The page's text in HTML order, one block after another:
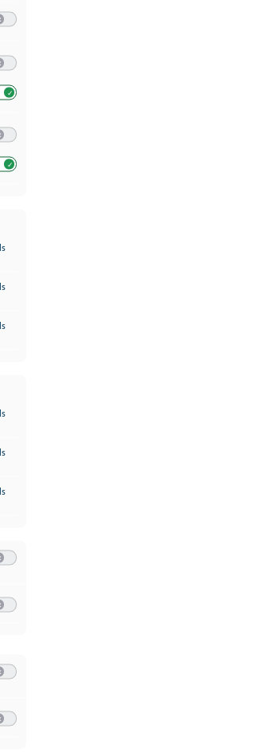
der Performance von Inhalten
von Zielgruppen durch Statistiken oder Kombinationen von
und Verbesserung der Angebote
Analytics